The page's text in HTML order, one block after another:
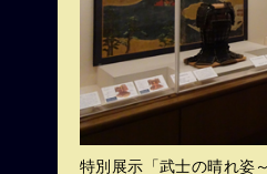
特別展示「武士の晴れ姿